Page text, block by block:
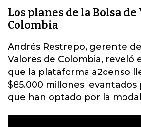
Los planes de la Bolsa de
Colombia
Andrés Restrepo, gerente
Valores de Colombia, reveló
que la plataforma a2censo
$85.000 millones levantados
que han optado por la